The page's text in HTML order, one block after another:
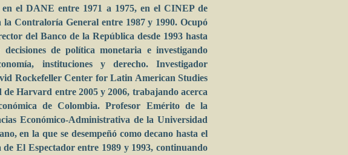
en el DANE entre 1971 a 1975, en el CINEP de
la Contraloría General entre 1987 y 1990. Ocupó
del Banco de la República desde 1993 hasta
decisiones de política monetaria e investigando
instituciones y derecho. Investigador
Rockefeller Center for Latin American Studies
de Harvard entre 2005 y 2006, trabajando acerca
de Colombia. Profesor Emérito de la
Económico-Administrativa de la Universidad
en la que se desempeñó como decano hasta el
de El Espectador entre 1989 y 1993, continuando